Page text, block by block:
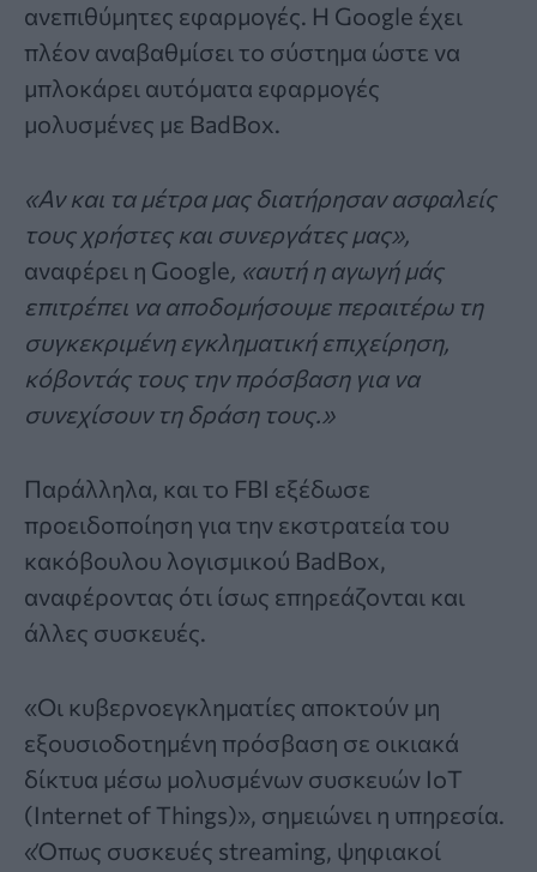
ανεπιθύμητες εφαρμογές. Η Google έχει
πλέον αναβαθμίσει το σύστημα ώστε να
μπλοκάρει αυτόματα εφαρμογές
μολυσμένες με BadBox.
«Αν και τα μέτρα μας διατήρησαν ασφαλείς
τους χρήστες και συνεργάτες μας»,
αναφέρει η Google, «αυτή η αγωγή μάς
επιτρέπει να αποδομήσουμε περαιτέρω τη
συγκεκριμένη εγκληματική επιχείρηση,
κόβοντάς τους την πρόσβαση για να
συνεχίσουν τη δράση τους.»
Παράλληλα, και το FBI εξέδωσε
προειδοποίηση για την εκστρατεία του
κακόβουλου λογισμικού BadBox,
αναφέροντας ότι ίσως επηρεάζονται και
άλλες συσκευές.
«Οι κυβερνοεγκληματίες αποκτούν μη
εξουσιοδοτημένη πρόσβαση σε οικιακά
δίκτυα μέσω μολυσμένων συσκευών IoT
(Internet of Things)», σημειώνει η υπηρεσία.
«Όπως συσκευές streaming, ψηφιακοί